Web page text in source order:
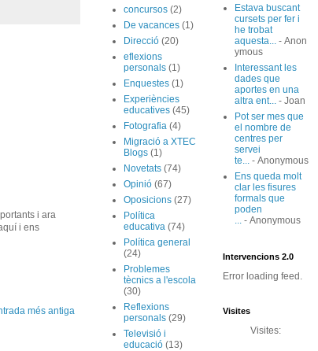
i ara
i ens
més antiga
concursos (2)
De vacances (1)
Direcció (20)
eflexions
personals (1)
Enquestes (1)
Experiències
educatives (45)
Fotografia (4)
Migració a XTEC
Blogs (1)
Novetats (74)
Opinió (67)
Oposicions (27)
Política
educativa (74)
Política general
(24)
Problemes
tècnics a l'escola
(30)
Reflexions
personals (29)
Televisió i
educació (13)
Estava buscant
cursets per fer i
he trobat
aquesta... - Anon
ymous
Interessant les
dades que
aportes en una
altra ent... - Joan
Pot ser mes que
el nombre de
centres per
servei
te... - Anonymous
Ens queda molt
clar les fisures
formals que
poden
... - Anonymous
Intervencions 2.0
Error loading feed.
Visites
Visites: